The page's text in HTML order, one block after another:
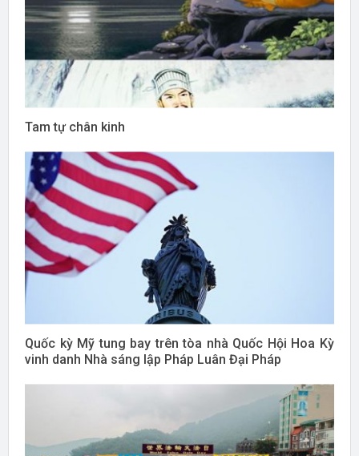
Tam tự chân kinh
Quốc kỳ Mỹ tung bay trên tòa nhà Quốc Hội Hoa Kỳ
vinh danh Nhà sáng lập Pháp Luân Đại Pháp